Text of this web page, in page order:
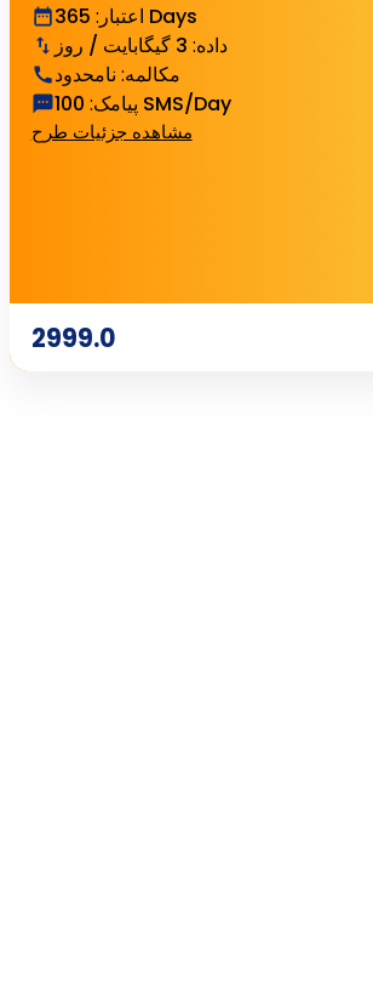
اعتبار :
365 Days
داده: 3 گیگابایت / روز
مکالمه: نامحدود
پیامک: 100 SMS/Day
مشاهده جزئیات طرح
2999.0